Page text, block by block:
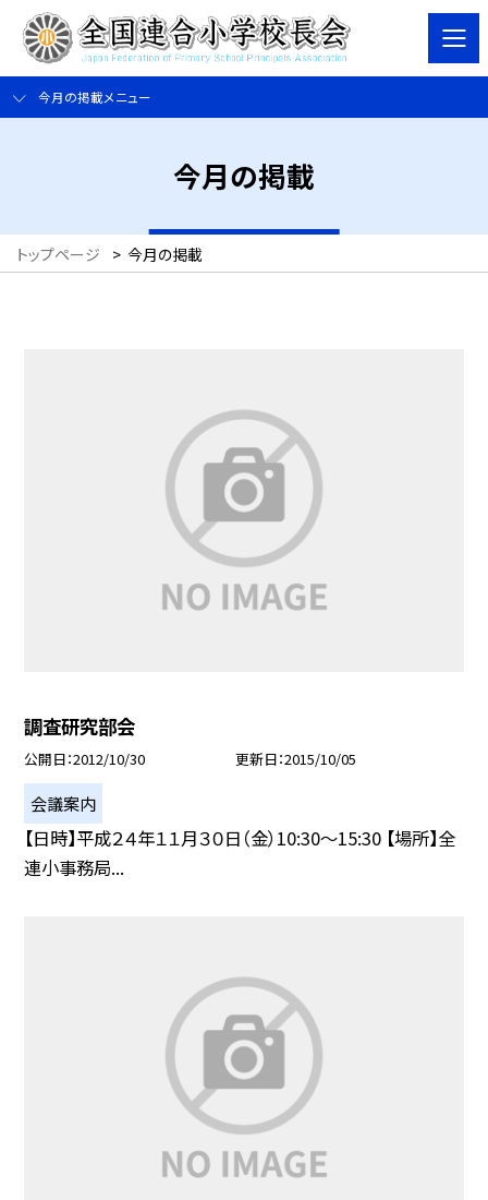
今月の掲載メニュー
今月の掲載
トップページ > 今月の掲載
調査研究部会
公開日 2012/10/30 更新日 2015/10/05
会議案内
【日時】平成２４年１１月３０日（金）10:30〜15:30 【場所】全
連小事務局...